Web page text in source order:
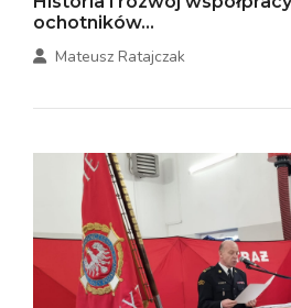
ochotników...
Mateusz Ratajczak